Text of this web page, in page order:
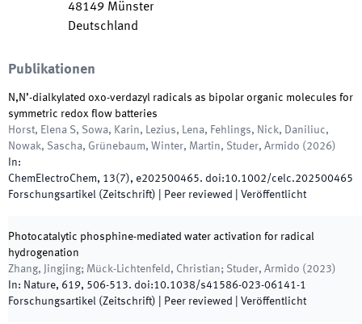
48149 Münster
Deutschland
Publikationen
N,N’-dialkylated oxo-verdazyl radicals as bipolar organic molecules for
symmetric redox flow batteries
Horst, Elena S, Sowa, Karin, Lezius, Lena, Fehlings, Nick, Daniliuc,
Nowak, Sascha, Grünebaum, Winter, Martin, Studer, Armido ( 2026)
In:
ChemElectroChem, 13(7), e202500465. doi:10.1002/celc.202500465
Forschungsartikel (Zeitschrift) | Peer reviewed Veröffentlicht
Photocatalytic phosphine-mediated water activation for radical
hydrogenation
Zhang, Jingjing; Mück-Lichtenfeld, Christian; Studer, Armido ( 2023)
In: Nature, 619, 506-513. doi:10.1038/s41586-023-06141-1
Forschungsartikel (Zeitschrift) | Peer reviewed Veröffentlicht